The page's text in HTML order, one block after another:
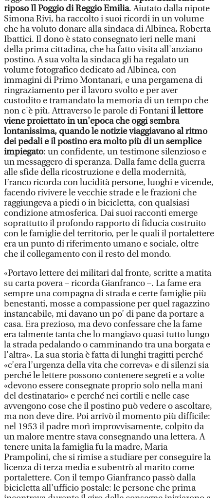
riposo Il Poggio di Reggio Emilia. Aiutato dalla nipote
Simona Rivi, ha raccolto i suoi ricordi in un volume
che ha voluto donare alla sindaca di Albinea, Roberta
Ibattici. Il dono è stato consegnato ieri nelle mani
della prima cittadina, che ha fatto visita all'anziano
postino. A sua volta la sindaca gli ha regalato un
volume fotografico dedicato ad Albinea, con
immagini di Primo Montanari, e una pergamena di
ringraziamento per il lavoro svolto e per aver
custodito e tramandato la memoria di un tempo che
non c'è più. Attraverso le parole di Fontaniil lettore
viene proiettato in un'epoca che oggi sembra
lontanissima, quando le notizie viaggiavano al ritmo
dei pedali e il postino era molto più di un semplice
impiegato: un confidente, un testimone silenzioso e
un messaggero di speranza. Dalla fame della guerra
alle sfide della ricostruzione e della modernità,
Franco ricorda con lucidità persone, luoghi e vicende,
facendo rivivere le vecchie strade e le frazioni che
raggiungeva a piedi o in bicicletta, con qualsiasi
condizione atmosferica. Dai suoi racconti emerge
soprattutto il profondo rapporto di fiducia costruito
con le famiglie del territorio, per le quali il portalettere
era un punto di riferimento umano e sociale, oltre
che il collegamento con il resto del mondo.
«Portavo lettere dei militari dal fronte, scritte a matita
su carta povera – ricorda Gianfranco –. La fame era
sempre una compagna di strada e certe famiglie più
benestanti, mosse a compassione per quel ragazzino
instancabile, mi davano un po’ di pane da portare a
casa. Era prezioso, ma devo confessare che la fame
era talmente tanta che lo mangiavo quasi tutto lungo
la strada pedalando o camminando tra una borgata e
l’altra». La sua storia è fatta di lunghi tragitti perché
«c’era l’urgenza della vita che correva» e di silenzi sia
perché le lettere possono contenere segreti e a volte
«devono essere consegnate proprio solo nella mani
del destinatario» e perché nei cortili e nelle case
avvengono cose che il postino può vedere o ascoltare,
ma non deve dire. Poi arrivò il momento più difficile:
nel 1953 il padre morì improvvisamente, colpito da
un malore mentre stava consegnando una lettera. A
tenere unita la famiglia fu la madre, Maria
Prampolini, che si rimise a studiare per conseguire la
licenza di terza media e subentrò al marito come
portalettere. Con il tempo Gianfranco passò dalla
bicicletta all'ufficio postale: le persone che prima